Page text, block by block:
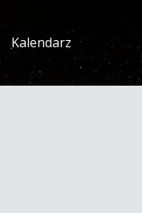
Kalendarz